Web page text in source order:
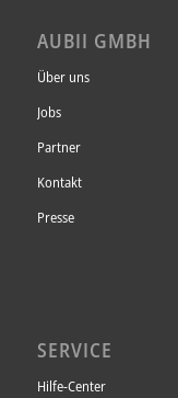
AUBII GMBH
Über uns
Jobs
Partner
Kontakt
Presse
SERVICE
Hilfe-Center